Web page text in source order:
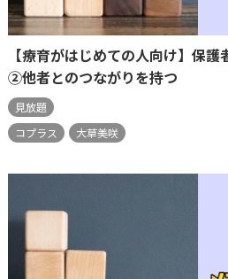
【療育がはじめての人向け】保
②他者とのつながりを持つ
見放題
コプラス
大草美咲